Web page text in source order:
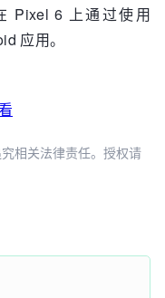
Pixel 6 上通过使用
应用。
相关法律责任。授权请